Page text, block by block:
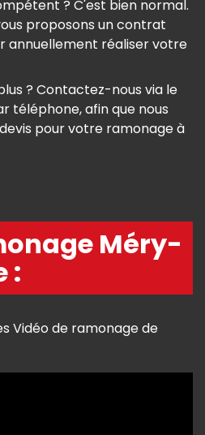
? C'est bien normal.
proposons un contrat
annuellement réaliser votre
? Contactez-nous via le
téléphone, afin que nous
pour votre ramonage à
Méry-
:
Vidéo de ramonage de